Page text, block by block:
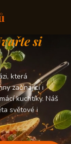
si
která
začínající i
kuchtíky. Náš
světové i